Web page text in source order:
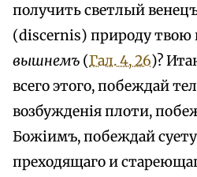
получить светлый
(discernis) природу твою
вышнемъ (Гал. 4, 26)?
всего этого, побеждай
возбужденія плоти,
Божіимъ, побеждай
преходящаго и